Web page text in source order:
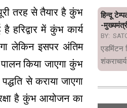
तरह से तैयार है कुंभ
में कुंभ कार्य
लेकिन इसपर अंतिम
किया जाएगा कुंभ
से कराया जाएगा
है कुंभ आयोजन का
हिन्दू
-
BY:
एडमिंटन